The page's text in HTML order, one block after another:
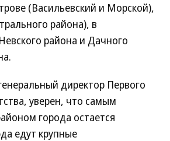
(Васильевский и Морской),
района), в
района и Дачного
директор Первого
уверен, что самым
города остается
едут крупные